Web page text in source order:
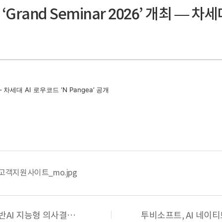
Seminar 2026’ 개최 — 차세
세대 AI 로우코드 ‘N Pangea’ 공개
객지원사이트_mo.jpg
투비소프트, 연세대 산학협력 기반AI 지능형 의사결정 플랫폼 ‘넥사보드’ 고도화